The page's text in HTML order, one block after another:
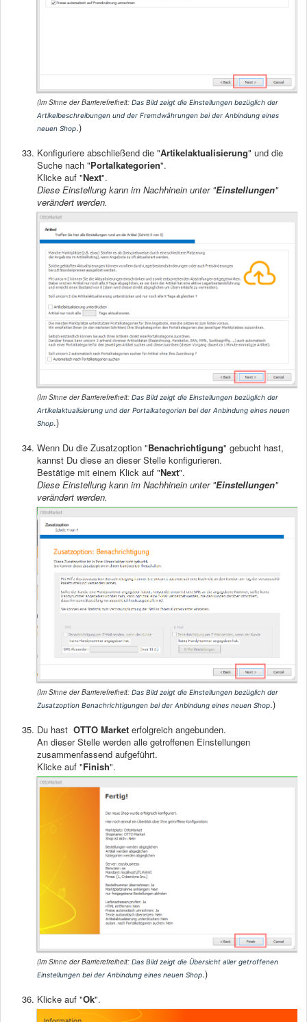
(Im Sinne der Barrierefreiheit: Das Bild zeigt die Einstellungen bezüglich der
Artikelbeschreibungen und der Fremdwährungen bei der Anbindung eines
neuen Shop.)
Konfiguriere abschließend die "Artikelaktualisierung" und die
Suche nach "Portalkategorien".
Klicke auf "Next".
Diese Einstellung kann im Nachhinein unter "Einstellungen"
verändert werden.
(Im Sinne der Barrierefreiheit: Das Bild zeigt die Einstellungen bezüglich der
Artikelaktualisierung und der Portalkategorien bei der Anbindung eines neuen
Shop.)
Wenn Du die Zusatzoption "Benachrichtigung" gebucht hast,
kannst Du diese an dieser Stelle konfigurieren.
Bestätige mit einem Klick auf "Next".
Diese Einstellung kann im Nachhinein unter "Einstellungen"
verändert werden.
(Im Sinne der Barrierefreiheit: Das Bild zeigt die Einstellungen bezüglich der
Zusatzoption Benachrichtigungen bei der Anbindung eines neuen Shop.)
Du hast OTTO Market erfolgreich angebunden.
An dieser Stelle werden alle getroffenen Einstellungen
zusammenfassend aufgeführt.
Klicke auf "Finish".
(Im Sinne der Barrierefreiheit: Das Bild zeigt die Übersicht aller getroffenen
Einstellungen bei der Anbindung eines neuen Shop.)
Klicke auf "Ok".